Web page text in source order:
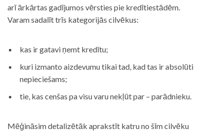
arī ārkārtas gadījumos vērsties pie kredītiestādēm.
Varam sadalīt trīs kategorijās cilvēkus:
kas ir gatavi ņemt kredītu;
kuri izmanto aizdevumu tikai tad, kad tas ir absolūti
nepieciešams;
tie, kas cenšas pa visu varu nekļūt par – parādnieku.
Mēģināsim detalizētāk aprakstīt katru no šīm cilvēku